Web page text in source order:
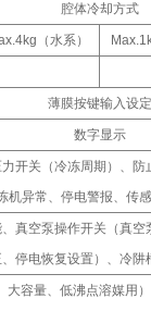
腔体冷却方式
（水系）
薄膜按键输入设定
数字显示
开关（冷冻周期）、
机异常、停电警报、传感
真空泵操作开关（真
停电恢复设置）、冷阱
大容量、低沸点溶媒用